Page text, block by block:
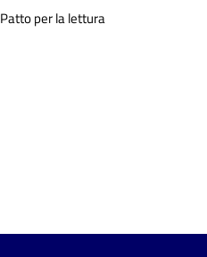
Patto per la lettura